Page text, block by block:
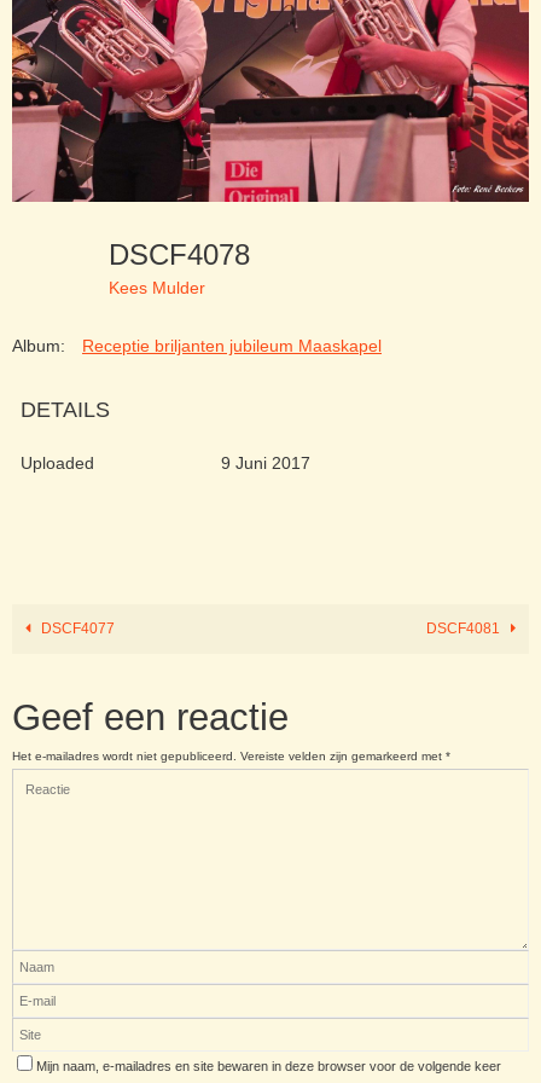
DSCF4078
Kees Mulder
Album: Receptie briljanten jubileum Maaskapel
DETAILS
Uploaded 9 Juni 2017
DSCF4077 DSCF4081
Geef een reactie
Het e-mailadres wordt niet gepubliceerd. Vereiste velden zijn gemarkeerd met *
Mijn naam, e-mailadres en site bewaren in deze browser voor de volgende keer